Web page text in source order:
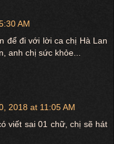
AM
để đi với lời ca chị Hà Lan
anh chị sức khỏe...
2018 at 11:05 AM
viết sai 01 chữ, chị sẽ hát